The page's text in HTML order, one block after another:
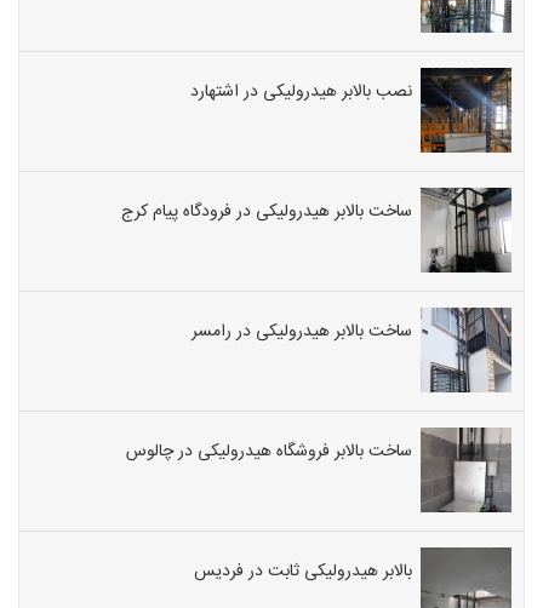
نصب بالابر هیدرولیکی در اشتهارد
ساخت بالابر هیدرولیکی در فرودگاه پیام کرج
ساخت بالابر هیدرولیکی در رامسر
ساخت بالابر فروشگاه هیدرولیکی در چالوس
بالابر هیدرولیکی ثابت در فردیس